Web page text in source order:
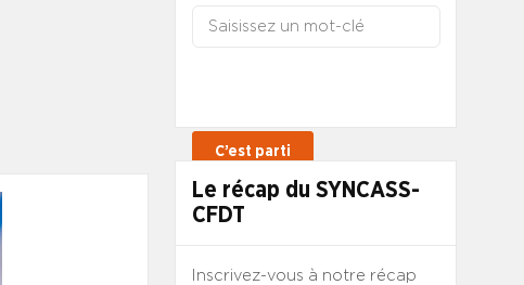
Le récap du SYNCASS-
CFDT
Inscrivez-vous à notre récap